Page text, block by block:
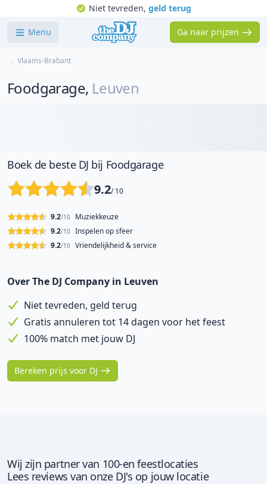
Niet tevreden, geld terug
Menu Ga naar prijzen
Vlaams-Brabant
Foodgarage, Leuven
Boek de beste DJ bij Foodgarage
9.2/ 10
Muziekkeuze
9.2/10
Inspelen op sfeer
9.2/10
Vriendelijkheid & service
9.2/10
Over The DJ Company in Leuven
Niet tevreden, geld terug
Gratis annuleren tot 14 dagen voor het feest
100% match met jouw DJ
Bereken prijs voor DJ
Wij zijn partner van 100-en feestlocaties
Lees reviews van onze DJ's op jouw locatie